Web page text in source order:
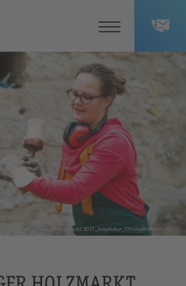
Thüringer Holzmarkt 2017_JenaKultur_Christoph Worsch(40)